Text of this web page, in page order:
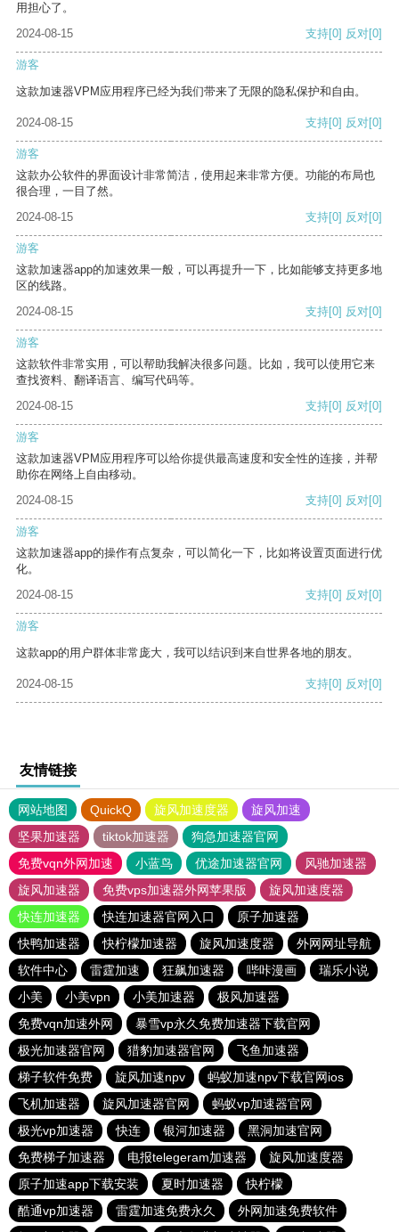
用担心了。
2024-08-15
支持[0] 反对[0]
游客
这款加速器VPM应用程序已经为我们带来了无限的隐私保护和自由。
2024-08-15 支持[0] 反对[0]
游客
这款办公软件的界面设计非常简洁，使用起来非常方便。功能的布局也
很合理，一目了然。
2024-08-15
支持[0] 反对[0]
游客
这款加速器app的加速效果一般，可以再提升一下，比如能够支持更多地
区的线路。
2024-08-15
支持[0] 反对[0]
游客
这款软件非常实用，可以帮助我解决很多问题。比如，我可以使用它来
查找资料、翻译语言、编写代码等。
2024-08-15
支持[0] 反对[0]
游客
这款加速器VPM应用程序可以给你提供最高速度和安全性的连接，并帮
助你在网络上自由移动。
2024-08-15
支持[0] 反对[0]
游客
这款加速器app的操作有点复杂，可以简化一下，比如将设置页面进行优
化。
2024-08-15
支持[0] 反对[0]
游客
这款app的用户群体非常庞大，我可以结识到来自世界各地的朋友。
2024-08-15 支持[0] 反对[0]
友情链接
网站地图 QuickQ 旋风加速度器
旋风加速
坚果加速器
tiktok加速器
狗急加速器官网
免费vqn外网加速
小蓝鸟 优途加速器官网
风驰加速器
旋风加速器
免费vps加速器外网苹果版
旋风加速度器
快连加速器
快连加速器官网入口
原子加速器
快鸭加速器
快柠檬加速器 旋风加速度器
外网网址导航
软件中心
雷霆加速 狂飙加速器 哔咔漫画
瑞乐小说
小美
小美vpn 小美加速器
极风加速器
免费vqn加速外网
暴雪vp永久免费加速器下载官网
极光加速器官网
猎豹加速器官网
飞鱼加速器
梯子软件免费
旋风加速npv
蚂蚁加速npv下载官网ios
飞机加速器
旋风加速器官网
蚂蚁vp加速器官网
极光vp加速器
快连 银河加速器
黑洞加速官网
免费梯子加速器
电报telegeram加速器
旋风加速度器
原子加速app下载安装
夏时加速器
快柠檬
酷通vp加速器
雷霆加速免费永久
外网加速免费软件